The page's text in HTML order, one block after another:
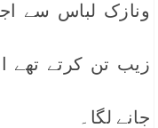
ونازک لباس سے
زیب تن کرتے
جانے لگا۔